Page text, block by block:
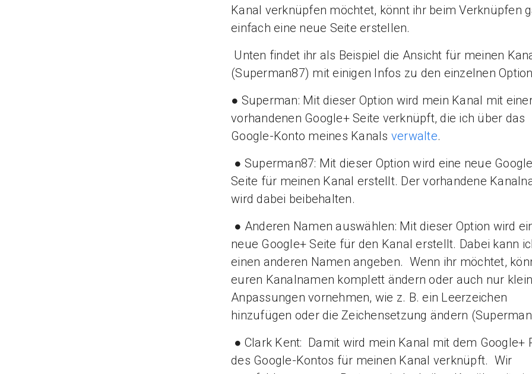
Kanal verknüpfen möchtet, könnt ihr beim Verknüpfen
einfach eine neue Seite erstellen.
Unten findet ihr als Beispiel die Ansicht für meinen
(Superman87) mit einigen Infos zu den einzelnen
● Superman: Mit dieser Option wird mein Kanal mit
vorhandenen Google+ Seite verknüpft, die ich über das
Google-Konto meines Kanals verwalte.
● Superman87: Mit dieser Option wird eine neue
Seite für meinen Kanal erstellt. Der vorhandene
wird dabei beibehalten.
● Anderen Namen auswählen: Mit dieser Option wird
neue Google+ Seite für den Kanal erstellt. Dabei kann
einen anderen Namen angeben. Wenn ihr möchtet,
euren Kanalnamen komplett ändern oder auch nur
Anpassungen vornehmen, wie z. B. ein Leerzeichen
hinzufügen oder die Zeichensetzung ändern
● Clark Kent: Damit wird mein Kanal mit dem Google+
des Google-Kontos für meinen Kanal verknüpft. Wir